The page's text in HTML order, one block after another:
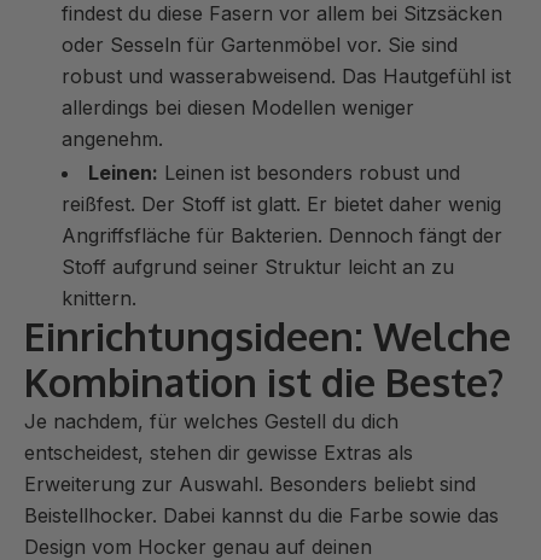
findest du diese Fasern vor allem bei Sitzsäcken
oder Sesseln für Gartenmöbel vor. Sie sind
robust und wasserabweisend. Das Hautgefühl ist
allerdings bei diesen Modellen weniger
angenehm.
Leinen: Leinen ist besonders robust und
reißfest. Der Stoff ist glatt. Er bietet daher wenig
Angriffsfläche für Bakterien. Dennoch fängt der
Stoff aufgrund seiner Struktur leicht an zu
knittern.
Einrichtungsideen: Welche
Kombination ist die Beste?
Je nachdem, für welches Gestell du dich
entscheidest, stehen dir gewisse Extras als
Erweiterung zur Auswahl. Besonders beliebt sind
Beistellhocker. Dabei kannst du die Farbe sowie das
Design vom Hocker genau auf deinen